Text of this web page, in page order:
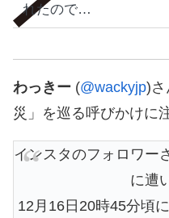
れたので…
わっきー (@wackyjp)さ
災」を巡る呼びかけに
インスタのフォロワー
に遭
12月16日20時45分頃